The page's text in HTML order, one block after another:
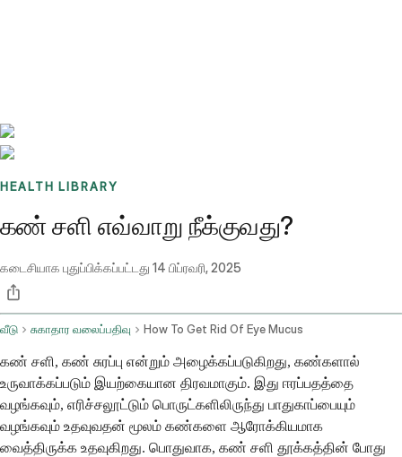
HEALTH LIBRARY
கண் சளி எவ்வாறு நீக்குவது?
கடைசியாக புதுப்பிக்கப்பட்டது 14 பிப்ரவரி, 2025
வீடு சுகாதார வலைப்பதிவு How To Get Rid Of Eye Mucus
கண் சளி, கண் சுரப்பு என்றும் அழைக்கப்படுகிறது, கண்களால்
உருவாக்கப்படும் இயற்கையான திரவமாகும். இது ஈரப்பதத்தை
வழங்கவும், எரிச்சலூட்டும் பொருட்களிலிருந்து பாதுகாப்பையும்
வழங்கவும் உதவுவதன் மூலம் கண்களை ஆரோக்கியமாக
வைத்திருக்க உதவுகிறது. பொதுவாக, கண் சளி தூக்கத்தின் போது